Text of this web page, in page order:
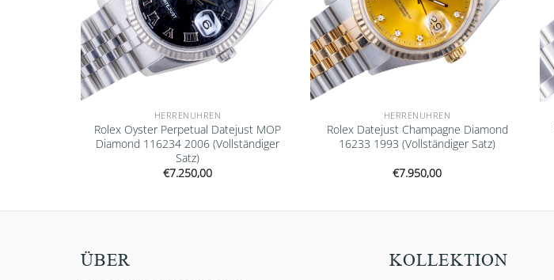
HERRENUHREN
Rolex Oyster Perpetual Datejust MOP
Diamond 116234 2006 (Vollständiger
Satz)
€7.250,00
HERRENUHREN
Rolex Datejust Champagne Diamond
16233 1993 (Vollständiger Satz)
€7.950,00
ÜBER KOLLEKTION